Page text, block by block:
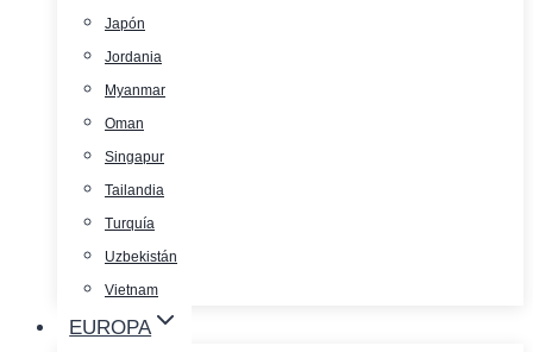
Japón
Jordania
Myanmar
Oman
Singapur
Tailandia
Turquía
Uzbekistán
Vietnam
EUROPA